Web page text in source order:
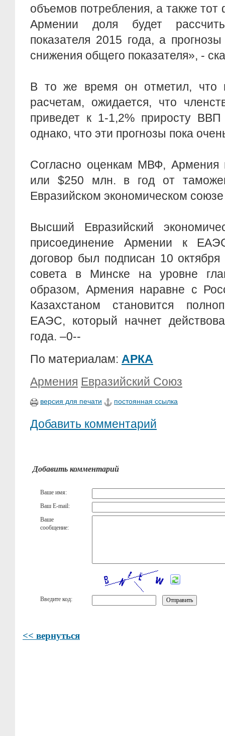
объемов потребления, а также тот
Армении доля будет
показателя 2015 года, а
снижения общего показателя», -
В то же время он отметил, что
расчетам, ожидается, что
приведет к 1-1,2% приросту ВВП
однако, что эти прогнозы пока
Согласно оценкам МВФ, Армения
или $250 млн. в год от
Евразийском экономическом
Высший Евразийский
присоединение Армении к
договор был подписан 10
совета в Минске на уровне
образом, Армения наравне с
Казахстаном становится
ЕАЭС, который начнет
года. –0--
По материалам: АРКА
Армения Евразийский Союз
версия для печати постоянная ссылка
Добавить комментарий
Добавить комментарий
Ваше имя:
Ваш E-mail:
Ваше
сообщение:
Введите код:
<< вернуться